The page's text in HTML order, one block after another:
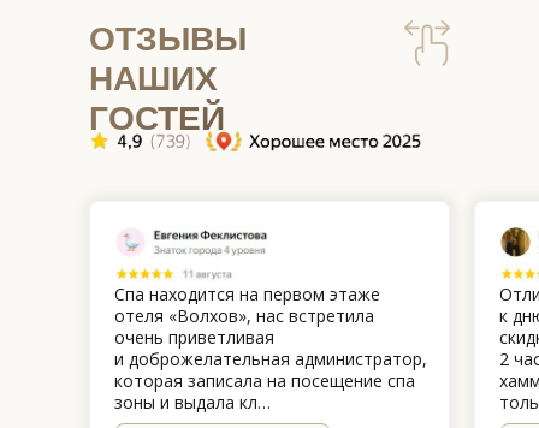
ОТЗЫВЫ
НАШИХ
ГОСТЕЙ
к
2
Спа находится на первом этаже
отеля «Волхов», нас встретила
очень приветливая
и доброжелательная администратор,
которая записала на посещение спа
зоны и выдала кл…